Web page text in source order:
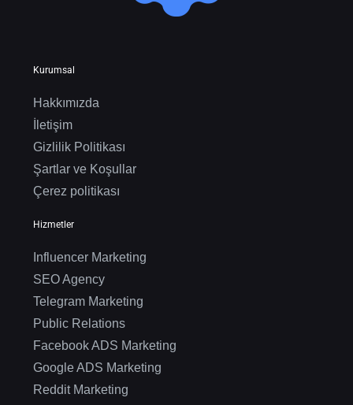
Kurumsal
Hakkımızda
İletişim
Gizlilik Politikası
Şartlar ve Koşullar
Çerez politikası
Hizmetler
Influencer Marketing
SEO Agency
Telegram Marketing
Public Relations
Facebook ADS Marketing
Google ADS Marketing
Reddit Marketing